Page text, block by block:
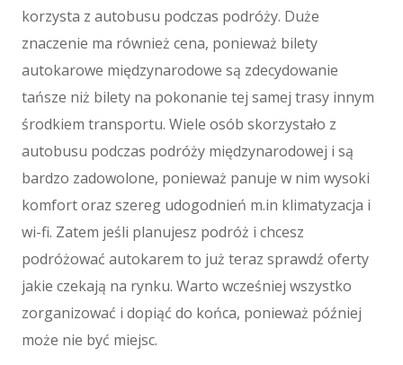
Maszyny
Maszyny
Narzędzia
Przemysł Metalowy
Spedycja
Transport
Części Samochodowe
Wynajem
Usługi Motoryzacyjne
Salony, Komisy
E-marketing
Agencje Reklamowe
Materiały Reklamowe
Inne Agencje
korzysta z autobusu podczas podróży. Duże
znaczenie ma również cena, ponieważ bilety
autokarowe międzynarodowe są zdecydowanie
tańsze niż bilety na pokonanie tej samej trasy innym
środkiem transportu. Wiele osób skorzystało z
autobusu podczas podróży międzynarodowej i są
bardzo zadowolone, ponieważ panuje w nim wysoki
komfort oraz szereg udogodnień m.in klimatyzacja i
wi-fi. Zatem jeśli planujesz podróż i chcesz
podróżować autokarem to już teraz sprawdź oferty
jakie czekają na rynku. Warto wcześniej wszystko
zorganizować i dopiąć do końca, ponieważ później
może nie być miejsc.